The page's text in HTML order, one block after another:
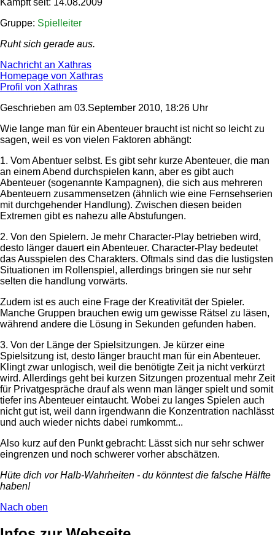
Gruppe: Spielleiter
Ruht sich gerade aus.
Nachricht an Xathras
Homepage von Xathras
Profil von Xathras
Geschrieben am 03.September 2010, 18:26 Uhr
Wie lange man für ein Abenteuer braucht ist nicht so leicht zu
sagen, weil es von vielen Faktoren abhängt:
1. Vom Abentuer selbst. Es gibt sehr kurze Abenteuer, die man
an einem Abend durchspielen kann, aber es gibt auch
Abenteuer (sogenannte Kampagnen), die sich aus mehreren
Abenteuern zusammensetzen (ähnlich wie eine Fernsehserien
mit durchgehender Handlung). Zwischen diesen beiden
Extremen gibt es nahezu alle Abstufungen.
2. Von den Spielern. Je mehr Character-Play betrieben wird,
desto länger dauert ein Abenteuer. Character-Play bedeutet
das Ausspielen des Charakters. Oftmals sind das die lustigsten
Situationen im Rollenspiel, allerdings bringen sie nur sehr
selten die handlung vorwärts.
Zudem ist es auch eine Frage der Kreativität der Spieler.
Manche Gruppen brauchen ewig um gewisse Rätsel zu läsen,
während andere die Lösung in Sekunden gefunden haben.
3. Von der Länge der Spielsitzungen. Je kürzer eine
Spielsitzung ist, desto länger braucht man für ein Abenteuer.
Klingt zwar unlogisch, weil die benötigte Zeit ja nicht verkürzt
wird. Allerdings geht bei kurzen Sitzungen prozentual mehr Zeit
für Privatgespräche drauf als wenn man länger spielt und somit
tiefer ins Abenteuer eintaucht. Wobei zu langes Spielen auch
nicht gut ist, weil dann irgendwann die Konzentration nachlässt
und auch wieder nichts dabei rumkommt...
Also kurz auf den Punkt gebracht: Lässt sich nur sehr schwer
eingrenzen und noch schwerer vorher abschätzen.
Hüte dich vor Halb-Wahrheiten - du könntest die falsche Hälfte
haben!
Nach oben